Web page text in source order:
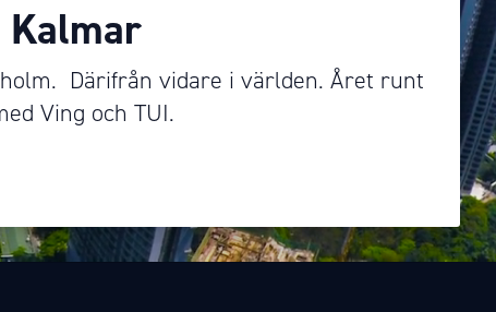
Därifrån vidare i världen. Året runt
Ving och TUI.